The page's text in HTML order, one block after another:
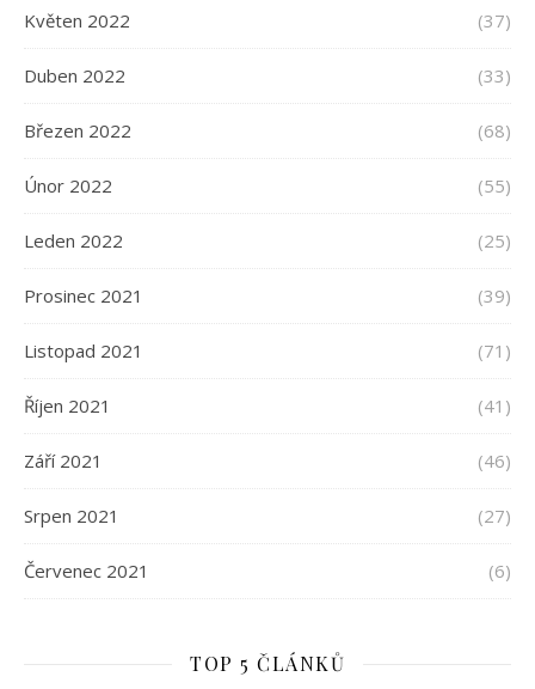
Květen 2022 (37)
Duben 2022 (33)
Březen 2022 (68)
Únor 2022 (55)
Leden 2022 (25)
Prosinec 2021 (39)
Listopad 2021 (71)
Říjen 2021 (41)
Září 2021 (46)
Srpen 2021 (27)
Červenec 2021 (6)
TOP 5 ČLÁNKŮ